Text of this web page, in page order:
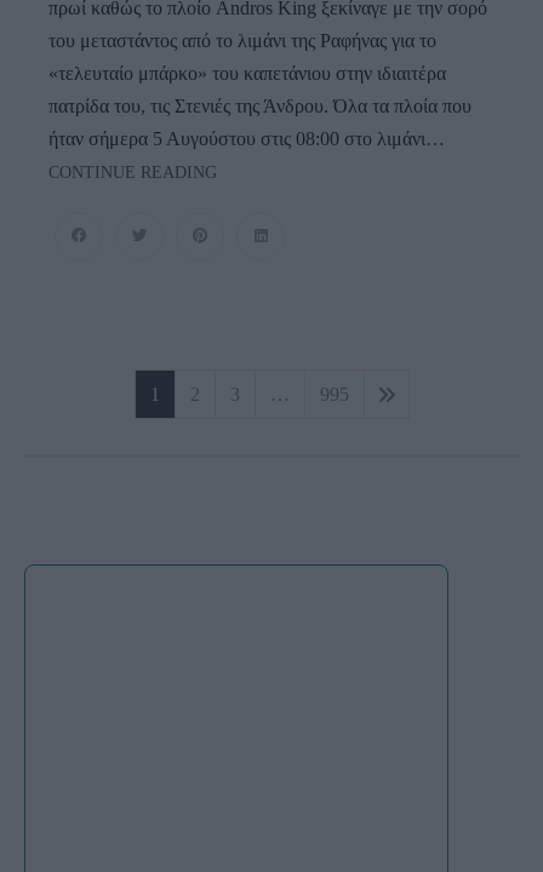
πρωί καθώς το πλοίο Andros King ξεκίναγε με την σορό
του μεταστάντος από το λιμάνι της Ραφήνας για το
«τελευταίο μπάρκο» του καπετάνιου στην ιδιαιτέρα
πατρίδα του, τις Στενιές της Άνδρου. Όλα τα πλοία που
ήταν σήμερα 5 Αυγούστου στις 08:00 στο λιμάνι…
CONTINUE READING
ΚΑΠΕΤΑΝ
Πλοήγηση
1 2 3 … 995